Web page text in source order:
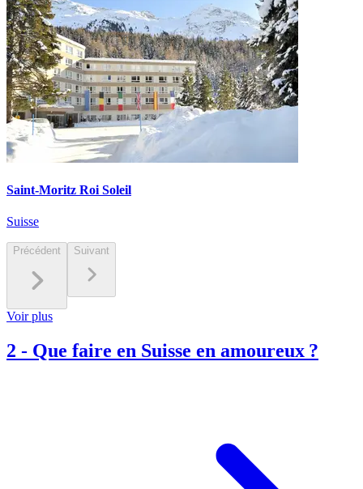
Saint-Moritz Roi Soleil
Suisse
Précédent Suivant
Voir plus
2 - Que faire en Suisse en amoureux ?